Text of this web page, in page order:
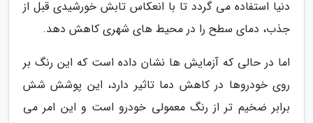
دنیا استفاده می گردد تا با انعکاس تابش خورشیدی قبل از
جذب، دمای سطح را در محیط های شهری کاهش دهد.
اما در حالی که آزمایش ها نشان داده است که این رنگ بر
روی خودروها در کاهش دما تاثیر دارد، این پوشش شش
برابر ضخیم تر از رنگ معمولی خودرو است و این امر می